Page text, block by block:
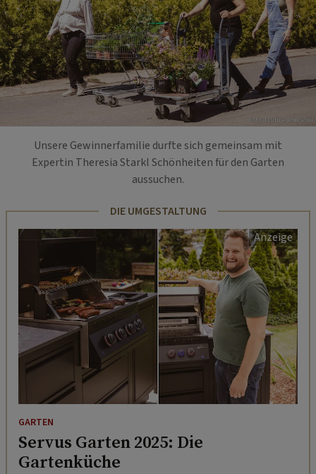
Foto: Nadine Poncioni
Unsere Gewinnerfamilie durfte sich gemeinsam mit
Expertin Theresia Starkl Schönheiten für den Garten
aussuchen.
DIE UMGESTALTUNG
GARTEN
Servus Garten 2025: Die
Gartenküche